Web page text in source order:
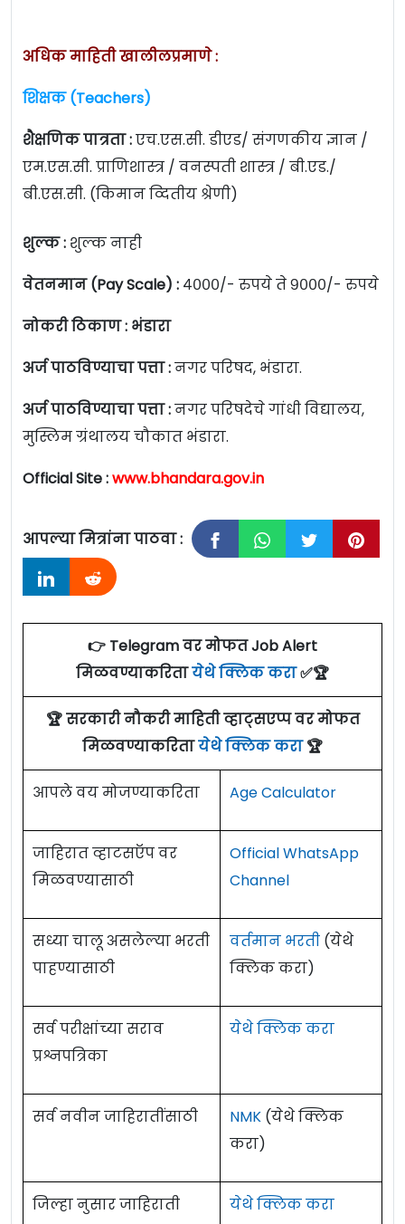
अधिक माहिती खालीलप्रमाणे :
शिक्षक (Teachers)
शैक्षणिक पात्रता :एच.एस.सी. डीएड/ संगणकीय ज्ञान /
एम.एस.सी. प्राणिशास्त्र / वनस्पती शास्त्र / बी.एड./
बी.एस.सी. (किमान व्दितीय श्रेणी)
शुल्क : शुल्क नाही
वेतनमान (Pay Scale) : ४०००/- रुपये ते ९०००/- रुपये
नोकरी ठिकाण : भंडारा
अर्ज पाठविण्याचा पत्ता :नगर परिषद, भंडारा.
अर्ज पाठविण्याचा पत्ता :नगर परिषदेचे गांधी विद्यालय,
मुस्लिम ग्रंथालय चौकात भंडारा.
Official Site :www.bhandara.gov.in
आपल्या मित्रांना पाठवा :
👉 Telegram वर मोफत Job Alert
मिळवण्याकरितायेथे क्लिक करा✅🏆
🏆 सरकारी नौकरी माहिती व्हाट्सएप्प वर मोफत
मिळवण्याकरितायेथे क्लिक करा🏆
आपले वय मोजण्याकरिता Age Calculator
जाहिरात व्हाटसऍप वर
मिळवण्यासाठी
Official WhatsApp
Channel
सध्या चालू असलेल्या भरती
पाहण्यासाठी
वर्तमान भरती (येथे
क्लिक करा)
सर्व परीक्षांच्या सराव
प्रश्नपत्रिका
येथे क्लिक करा
सर्व नवीन जाहिरातींसाठी NMK (येथे क्लिक
करा)
जिल्हा नुसार जाहिराती येथे क्लिक करा